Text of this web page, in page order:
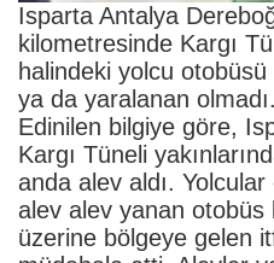
Isparta Antalya
kilometresinde Kargı
halindeki yolcu
ya da yaralanan olmadı.
Edinilen bilgiye göre,
Kargı Tüneli
anda alev aldı.
alev alev yanan
üzerine bölgeye gelen